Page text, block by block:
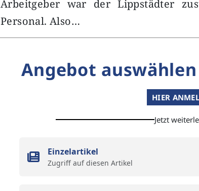
Arbeitgeber war der Lippstädter
Personal. Also…
Angebot
HIER
Jetzt
Einzelartikel
Zugriff auf diesen Artikel